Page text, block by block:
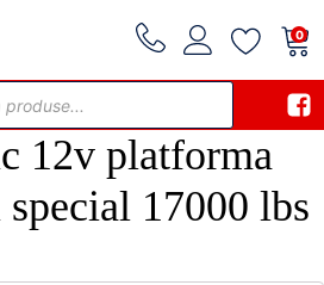
0
12v platforma
17000 lbs